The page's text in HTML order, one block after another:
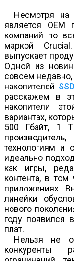
Несмотря
является OEM
компаний по
маркой
выпускает
Одной из
совсем
накопителей
расскажем в
накопители
вариантах,
500 Гбайт, 1
технологиям и
идеально
как игры,
контента, в
приложениях.
линейки
нового
году появился
плат.
Нельзя не
конкуренты